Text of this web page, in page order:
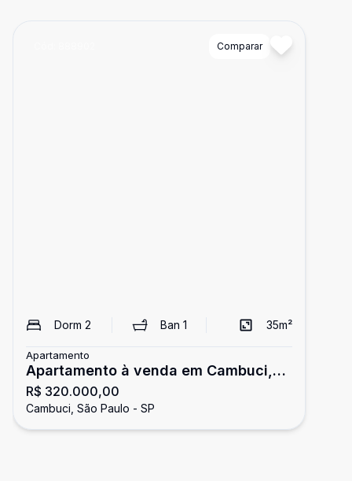
Comparar
Dorm 2 Ban 1 35m²
Apartamento
Apartamento à venda em Cambuci,
São Paulo
R$ 320.000,00
Cambuci, São Paulo - SP